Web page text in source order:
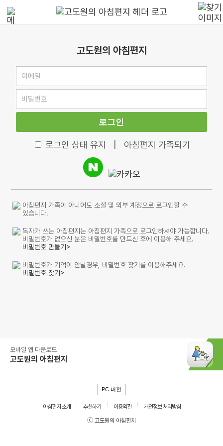
고도원의 아침편지
로그인
로그인 상태 유지 아침편지 가족되기
아침편지 가족이 아니어도 소셜 및 외부 계정으로 로그인할 수
있습니다.
독자가 쓰는 아침편지는 아침편지 가족으로 로그인하셔야 가능합니다.
비밀번호가 없으신 분은 비밀번호를 만드신 후에 이용해 주세요.
비밀번호 만들기>
비밀번호가 기억이 안날경우, 비밀번호 찾기를 이용해주세요.
비밀번호 찾기>
모바일 앱 다운로드
고도원의 아침편지
PC 버전
아침편지 소개 추천하기 이용약관
개인정보 처리방침
ⓒ 고도원의 아침편지